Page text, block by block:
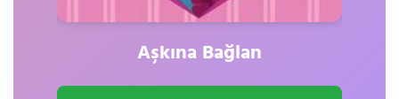
Aşkına Bağlan